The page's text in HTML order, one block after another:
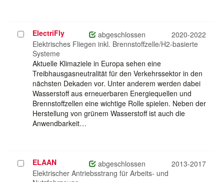
Projekt
auswählen
ElectriFly abgeschlossen
2020-2022
Elektrisches Fliegen inkl. Brennstoffzelle/H2-basierte
Systeme
Aktuelle Klimaziele in Europa sehen eine
Treibhausgasneutralität für den Verkehrssektor in den
nächsten Dekaden vor. Unter anderem werden dabei
Wasserstoff aus erneuerbaren Energiequellen und
Brennstoffzellen eine wichtige Rolle spielen. Neben der
Herstellung von grünem Wasserstoff ist auch die
Anwendbarkeit…
Projekt
auswählen
ELAAN abgeschlossen
2013-2017
Elektrischer Antriebsstrang für Arbeits- und